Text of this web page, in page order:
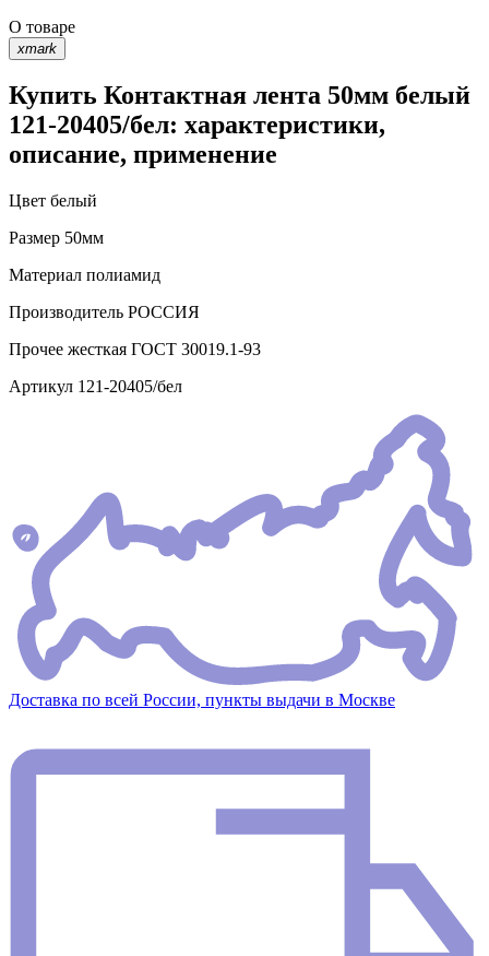
О товаре
xmark
Купить Контактная лента 50мм белый
121-20405/бел: характеристики,
описание, применение
Цвет белый
Размер 50мм
Материал полиамид
Производитель РОССИЯ
Прочее жесткая ГОСТ 30019.1-93
Артикул 121-20405/бел
Доставка по всей России, пункты выдачи в Москве